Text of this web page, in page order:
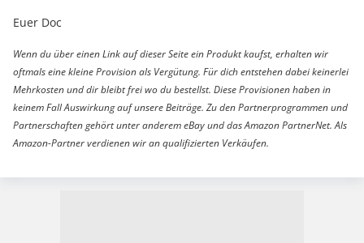
Euer Doc
Wenn du über einen Link auf dieser Seite ein Produkt kaufst, erhalten wir
oftmals eine kleine Provision als Vergütung. Für dich entstehen dabei keinerlei
Mehrkosten und dir bleibt frei wo du bestellst. Diese Provisionen haben in
keinem Fall Auswirkung auf unsere Beiträge. Zu den Partnerprogrammen und
Partnerschaften gehört unter anderem eBay und das Amazon PartnerNet. Als
Amazon-Partner verdienen wir an qualifizierten Verkäufen.